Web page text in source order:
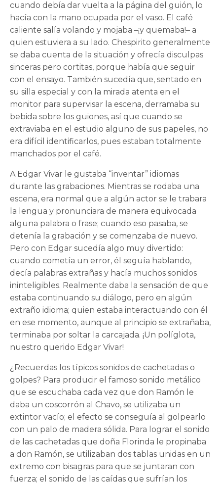
cuando debía dar vuelta a la página del guión, lo
hacía con la mano ocupada por el vaso. El café
caliente salía volando y mojaba –¡y quemaba!– a
quien estuviera a su lado. Chespirito generalmente
se daba cuenta de la situación y ofrecía disculpas
sinceras pero cortitas, porque había que seguir
con el ensayo. También sucedía que, sentado en
su silla especial y con la mirada atenta en el
monitor para supervisar la escena, derramaba su
bebida sobre los guiones, así que cuando se
extraviaba en el estudio alguno de sus papeles, no
era difícil identificarlos, pues estaban totalmente
manchados por el café.
A Edgar Vivar le gustaba “inventar” idiomas
durante las grabaciones. Mientras se rodaba una
escena, era normal que a algún actor se le trabara
la lengua y pronunciara de manera equivocada
alguna palabra o frase; cuando eso pasaba, se
detenía la grabación y se comenzaba de nuevo.
Pero con Edgar sucedía algo muy divertido:
cuando cometía un error, él seguía hablando,
decía palabras extrañas y hacía muchos sonidos
ininteligibles. Realmente daba la sensación de que
estaba continuando su diálogo, pero en algún
extraño idioma; quien estaba interactuando con él
en ese momento, aunque al principio se extrañaba,
terminaba por soltar la carcajada. ¡Un políglota,
nuestro querido Edgar Vivar!
¿Recuerdas los típicos sonidos de cachetadas o
golpes? Para producir el famoso sonido metálico
que se escuchaba cada vez que don Ramón le
daba un coscorrón al Chavo, se utilizaba un
extintor vacío; el efecto se conseguía al golpearlo
con un palo de madera sólida. Para lograr el sonido
de las cachetadas que doña Florinda le propinaba
a don Ramón, se utilizaban dos tablas unidas en un
extremo con bisagras para que se juntaran con
fuerza; el sonido de las caídas que sufrían los